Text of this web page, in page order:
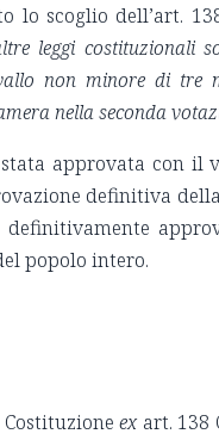
scoglio dell’art.
leggi costituzionali
non minore di tre
nella seconda
approvata con il
definitiva
popolo intero.
exart. 138